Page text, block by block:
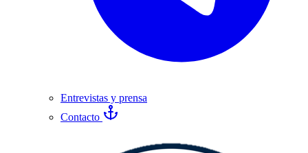
Entrevistas y prensa
Contacto